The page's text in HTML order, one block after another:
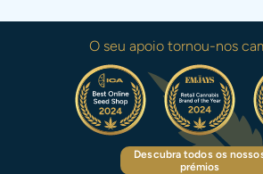
O seu apoio tornou-nos
Descubra todos os
prémios